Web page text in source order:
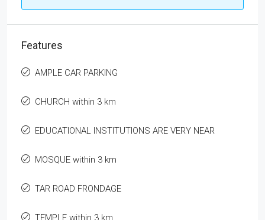
Features
AMPLE CAR PARKING
CHURCH within 3 km
EDUCATIONAL INSTITUTIONS ARE VERY NEAR
MOSQUE within 3 km
TAR ROAD FRONDAGE
TEMPLE within 3 km